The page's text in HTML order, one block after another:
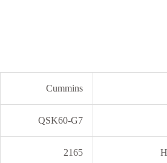
Cummins
QSK60-G7
2165